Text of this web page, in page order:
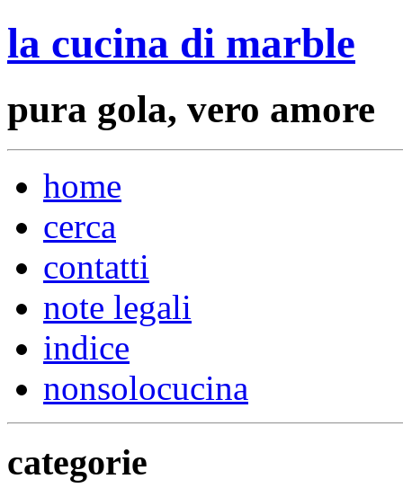
la cucina di marble
pura gola, vero amore
home
cerca
contatti
note legali
indice
nonsolocucina
categorie